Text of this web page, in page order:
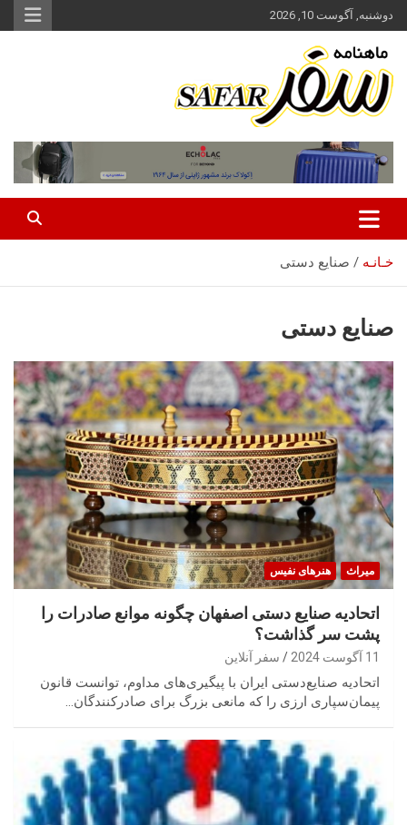
محتوا
بروید
دوشنبه, آگوست 10, 2026
سفر آنلاین
خـانـه صنایع دستی
صنایع دستی
میراث هنرهای نفیس
اتحادیه صنایع دستی اصفهان چگونه موانع صادرات را
پشت سر گذاشت؟
11 آگوست 2024 سفر آنلاین
اتحادیه صنایع‌دستی ایران با پیگیری‌های مداوم، توانست قانون
پیمان‌سپاری ارزی را که مانعی بزرگ برای صادرکنندگان…